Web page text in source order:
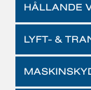
HÅLLANDE
LYFT- &